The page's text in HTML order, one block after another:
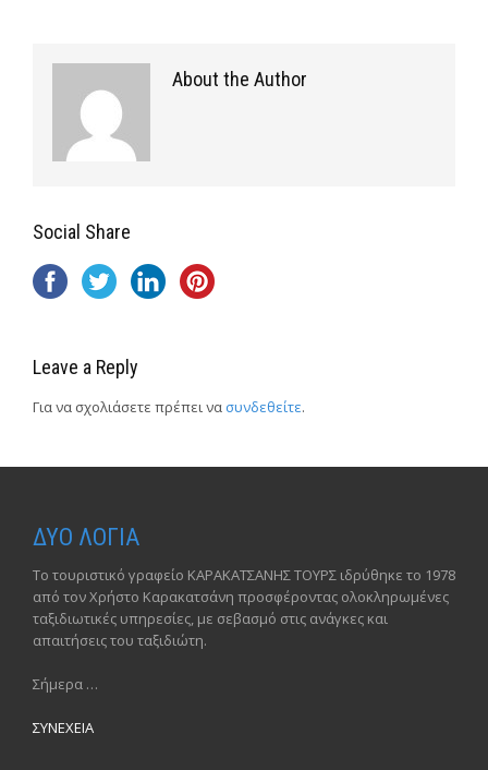
About the Author
Social Share
Leave a Reply
Για να σχολιάσετε πρέπει νασυνδεθείτε.
ΔΥΟ ΛΟΓΙΑ
Το τουριστικό γραφείο ΚΑΡΑΚΑΤΣΑΝΗΣ ΤΟΥΡΣ ιδρύθηκε το 1978
από τον Χρήστο Καρακατσάνη προσφέροντας ολοκληρωμένες
ταξιδιωτικές υπηρεσίες, με σεβασμό στις ανάγκες και
απαιτήσεις του ταξιδιώτη.
Σήμερα …
ΣΥΝΕΧΕΙΑ